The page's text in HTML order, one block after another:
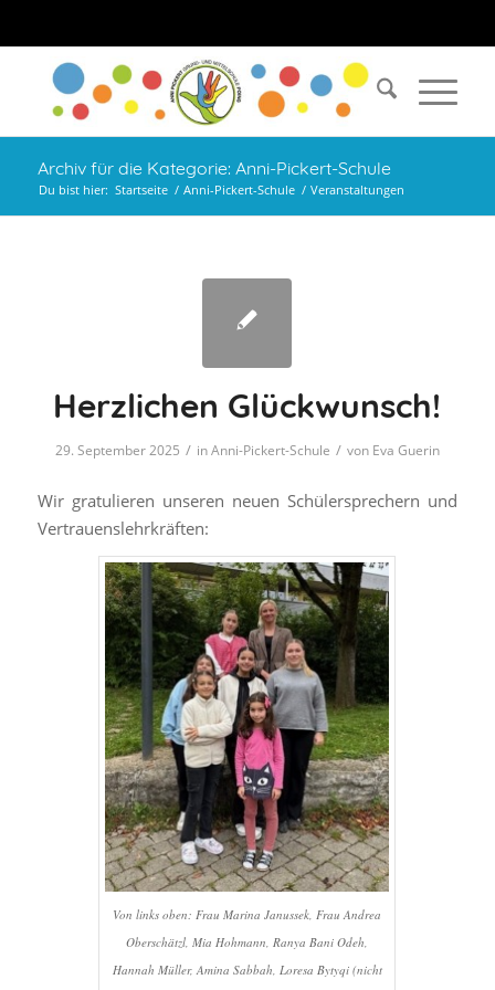
Archiv für die Kategorie: Anni-Pickert-Schule
Du bist hier: Startseite / Anni-Pickert-Schule / Veranstaltungen
Herzlichen Glückwunsch!
29. September 2025 / inAnni-Pickert-Schule / von Eva Guerin
Wir gratulieren unseren neuen Schülersprechern und
Vertrauenslehrkräften:
Von links oben: Frau Marina Janussek, Frau Andrea
Oberschätzl, Mia Hohmann, Ranya Bani Odeh,
Hannah Müller, Amina Sabbah, Loresa Bytyqi (nicht